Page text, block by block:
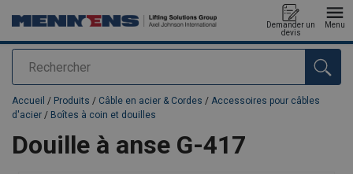
Rechercher
Demander un
devis
Menu
Ajouté au panier
Accueil / Produits / Câble en acier & Cordes / Accessoires pour câbles
d'acier / Boîtes à coin et douilles
Douille à anse G-417